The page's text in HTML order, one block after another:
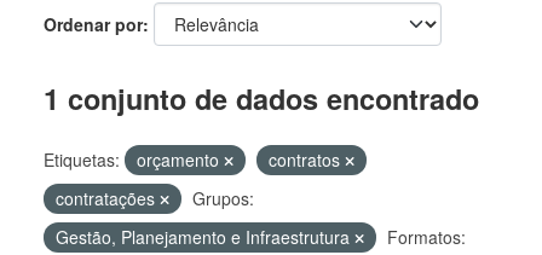
Ordenar por
1 conjunto de dados encontrado
Etiquetas: orçamento
contratos
contratações
Grupos:
Gestão, Planejamento e Infraestrutura
Formatos: